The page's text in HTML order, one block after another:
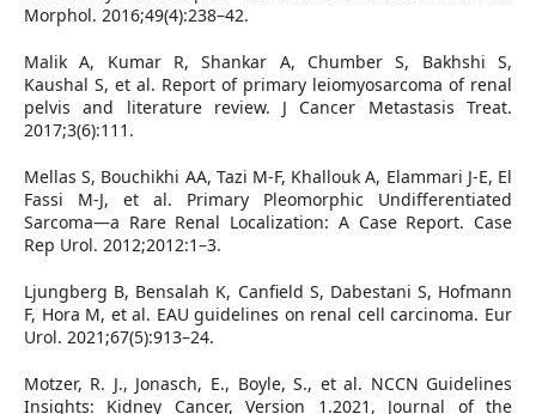
Morphol. 2016;49(4):238–42.
Malik A, Kumar R, Shankar A, Chumber S, Bakhshi S,
Kaushal S, et al. Report of primary leiomyosarcoma of renal
pelvis and literature review. J Cancer Metastasis Treat.
2017;3(6):111.
Mellas S, Bouchikhi AA, Tazi M-F, Khallouk A, Elammari J-E, El
Fassi M-J, et al. Primary Pleomorphic Undifferentiated
Sarcoma—a Rare Renal Localization: A Case Report. Case
Rep Urol. 2012;2012:1–3.
Ljungberg B, Bensalah K, Canfield S, Dabestani S, Hofmann
F, Hora M, et al. EAU guidelines on renal cell carcinoma. Eur
Urol. 2021;67(5):913–24.
Motzer, R. J., Jonasch, E., Boyle, S., et al. NCCN Guidelines
Insights: Kidney Cancer, Version 1.2021, Journal of the